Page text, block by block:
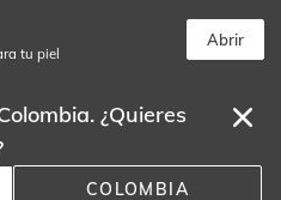
tu piel
Abrir
¿Quieres
COLOMBIA